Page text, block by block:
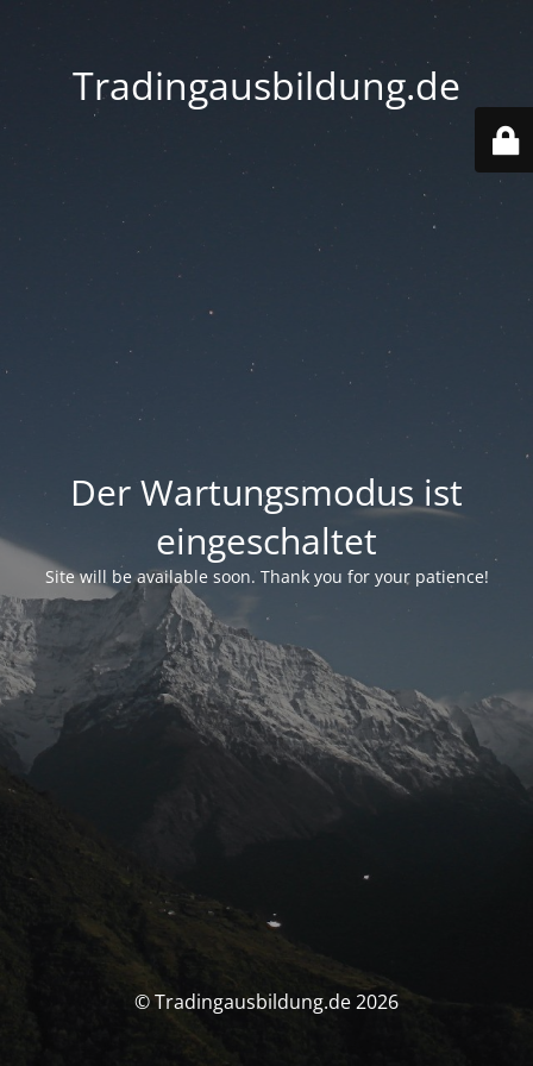
Tradingausbildung.de
Der Wartungsmodus ist
eingeschaltet
Site will be available soon. Thank you for your patience!
© Tradingausbildung.de 2026